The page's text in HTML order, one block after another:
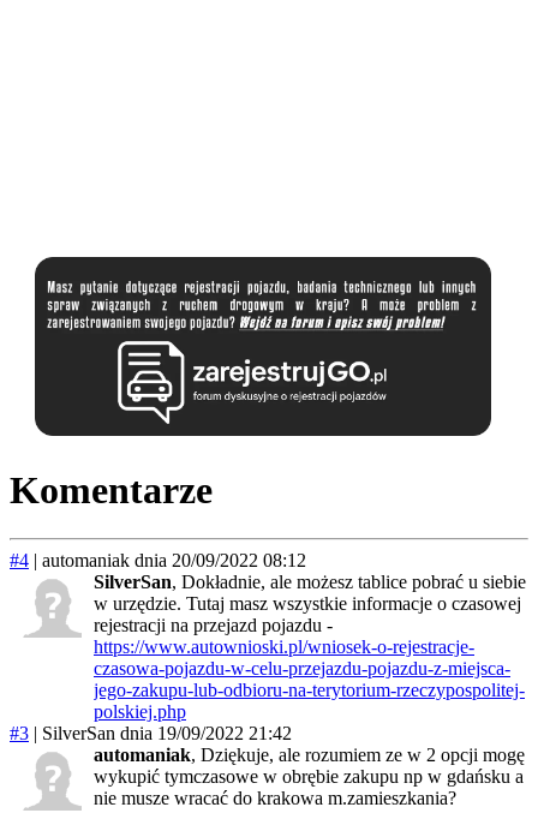
Komentarze
#4 | automaniak dnia 20/09/2022 08:12
SilverSan, Dokładnie, ale możesz tablice pobrać u siebie
w urzędzie. Tutaj masz wszystkie informacje o czasowej
rejestracji na przejazd pojazdu -
https://www.autownioski.pl/wniosek-o-rejestracje-
czasowa-pojazdu-w-celu-przejazdu-pojazdu-z-miejsca-
jego-zakupu-lub-odbioru-na-terytorium-rzeczypospolitej-
polskiej.php
#3 | SilverSan dnia 19/09/2022 21:42
automaniak, Dziękuje, ale rozumiem ze w 2 opcji mogę
wykupić tymczasowe w obrębie zakupu np w gdańsku a
nie musze wracać do krakowa m.zamieszkania?